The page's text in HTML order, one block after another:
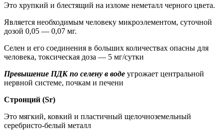
Это хрупкий и блестящий на изломе неметалл черного цвета.
Является необходимым человеку микроэлементом, суточной
дозой 0,05 — 0,07 мг.
Селен и его соединения в больших количествах опасны для
человека, токсическая доза — 5 мг/сутки
Превышение ПДК по селену в воде угрожает центральной
нервной системе, почкам и печени
Стронций (Sr)
Это мягкий, ковкий и пластичный щелочноземельный
серебристо-белый металл